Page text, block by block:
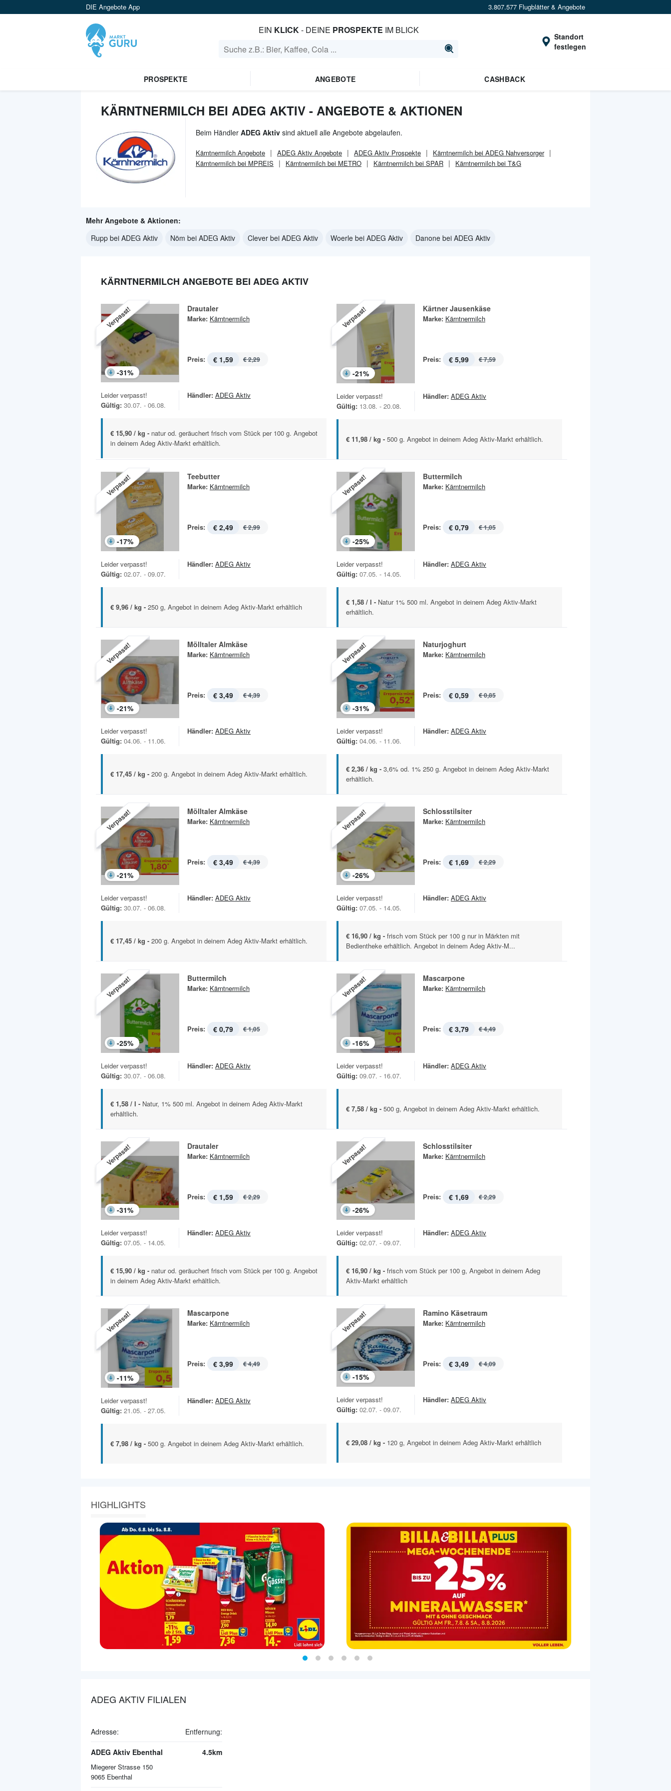
DIE Angebote App 3.807.577 Flugblätter & Angebote
EIN KLICK- DEINE PROSPEKTE IM BLICK
Standort
festlegen
PROSPEKTE ANGEBOTE CASHBACK
KÄRNTNERMILCH BEI ADEG AKTIV - ANGEBOTE & AKTIONEN
Beim Händler ADEG Aktiv sind aktuell alle Angebote abgelaufen.
Kärntnermilch Angebote ADEG Aktiv Angebote ADEG Aktiv Prospekte
Kärntnermilch bei ADEG Nahversorger
Kärntnermilch bei MPREIS
Kärntnermilch bei METRO Kärntnermilch bei SPAR Kärntnermilch bei T&G
Mehr Angebote & Aktionen:
Rupp bei ADEG Aktiv
Nöm bei ADEG Aktiv Clever bei ADEG Aktiv Woerle bei ADEG Aktiv Danone bei ADEG Aktiv
KÄRNTNERMILCH ANGEBOTE BEI ADEG AKTIV
Verpasst!
-31%
Drautaler
Marke: Kärntnermilch
Preis: € 1,59 € 2,29
Leider verpasst!
Gültig: 30.07. - 06.08.
Händler: ADEG Aktiv
€ 15,90 / kg - natur od. geräuchert frisch vom Stück per 100 g. Angebot
in deinem Adeg Aktiv-Markt erhältlich.
Verpasst!
-21%
Kärtner Jausenkäse
Marke: Kärntnermilch
Preis: € 5,99 € 7,59
Leider verpasst!
Gültig: 13.08. - 20.08.
Händler: ADEG Aktiv
€ 11,98 / kg - 500 g. Angebot in deinem Adeg Aktiv-Markt erhältlich.
Verpasst!
-17%
Teebutter
Marke: Kärntnermilch
Preis: € 2,49 € 2,99
Leider verpasst!
Gültig: 02.07. - 09.07.
Händler: ADEG Aktiv
€ 9,96 / kg - 250 g, Angebot in deinem Adeg Aktiv-Markt erhältlich
Verpasst!
-25%
Buttermilch
Marke: Kärntnermilch
Preis: € 0,79 € 1,05
Leider verpasst!
Gültig: 07.05. - 14.05.
Händler: ADEG Aktiv
€ 1,58 / l - Natur 1% 500 ml. Angebot in deinem Adeg Aktiv-Markt
erhältlich.
Verpasst!
-21%
Mölltaler Almkäse
Marke: Kärntnermilch
Preis: € 3,49 € 4,39
Leider verpasst!
Gültig: 04.06. - 11.06.
Händler: ADEG Aktiv
€ 17,45 / kg - 200 g. Angebot in deinem Adeg Aktiv-Markt erhältlich.
Verpasst!
-31%
Naturjoghurt
Marke: Kärntnermilch
Preis: € 0,59 € 0,85
Leider verpasst!
Gültig: 04.06. - 11.06.
Händler: ADEG Aktiv
€ 2,36 / kg - 3,6% od. 1% 250 g. Angebot in deinem Adeg Aktiv-Markt
erhältlich.
Verpasst!
-21%
Mölltaler Almkäse
Marke: Kärntnermilch
Preis: € 3,49 € 4,39
Leider verpasst!
Gültig: 30.07. - 06.08.
Händler: ADEG Aktiv
€ 17,45 / kg - 200 g. Angebot in deinem Adeg Aktiv-Markt erhältlich.
Verpasst!
-26%
Schlosstilsiter
Marke: Kärntnermilch
Preis: € 1,69 € 2,29
Leider verpasst!
Gültig: 07.05. - 14.05.
Händler: ADEG Aktiv
€ 16,90 / kg - frisch vom Stück per 100 g nur in Märkten mit
Bedientheke erhältlich. Angebot in deinem Adeg Aktiv-M...
Verpasst!
-25%
Buttermilch
Marke: Kärntnermilch
Preis: € 0,79 € 1,05
Leider verpasst!
Gültig: 30.07. - 06.08.
Händler: ADEG Aktiv
€ 1,58 / l - Natur, 1% 500 ml. Angebot in deinem Adeg Aktiv-Markt
erhältlich.
Verpasst!
-16%
Mascarpone
Marke: Kärntnermilch
Preis: € 3,79 € 4,49
Leider verpasst!
Gültig: 09.07. - 16.07.
Händler: ADEG Aktiv
€ 7,58 / kg - 500 g, Angebot in deinem Adeg Aktiv-Markt erhältlich.
Verpasst!
-31%
Drautaler
Marke: Kärntnermilch
Preis: € 1,59 € 2,29
Leider verpasst!
Gültig: 07.05. - 14.05.
Händler: ADEG Aktiv
€ 15,90 / kg - natur od. geräuchert frisch vom Stück per 100 g. Angebot
in deinem Adeg Aktiv-Markt erhältlich.
Verpasst!
-26%
Schlosstilsiter
Marke: Kärntnermilch
Preis: € 1,69 € 2,29
Leider verpasst!
Gültig: 02.07. - 09.07.
Händler: ADEG Aktiv
€ 16,90 / kg - frisch vom Stück per 100 g, Angebot in deinem Adeg
Aktiv-Markt erhältlich
Verpasst!
-11%
Mascarpone
Marke: Kärntnermilch
Preis: € 3,99 € 4,49
Leider verpasst!
Gültig: 21.05. - 27.05.
Händler: ADEG Aktiv
€ 7,98 / kg - 500 g. Angebot in deinem Adeg Aktiv-Markt erhältlich.
Verpasst!
-15%
Ramino Käsetraum
Marke: Kärntnermilch
Preis: € 3,49 € 4,09
Leider verpasst!
Gültig: 02.07. - 09.07.
Händler: ADEG Aktiv
€ 29,08 / kg - 120 g, Angebot in deinem Adeg Aktiv-Markt erhältlich
HIGHLIGHTS
ADEG AKTIV FILIALEN
Adresse: Entfernung:
ADEG Aktiv Ebenthal
Miegerer Strasse 150
9065 Ebenthal
4.5km